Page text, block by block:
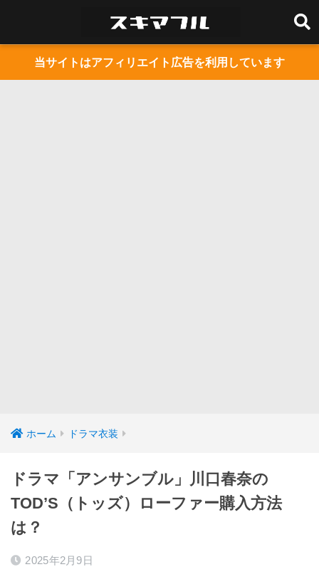
当サイトはアフィリエイト広告を利用しています
ホーム ドラマ衣装
ドラマ「アンサンブル」川口春奈の
TOD’S（トッズ）ローファー購入方法
は？
2025年2月9日